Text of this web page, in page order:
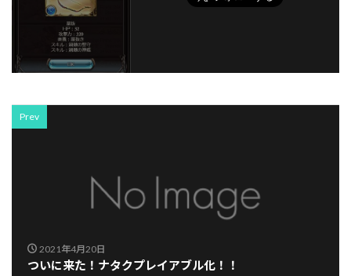
Prev
2021年4月20日
ついに来た！ナタクプレイアブル化！！